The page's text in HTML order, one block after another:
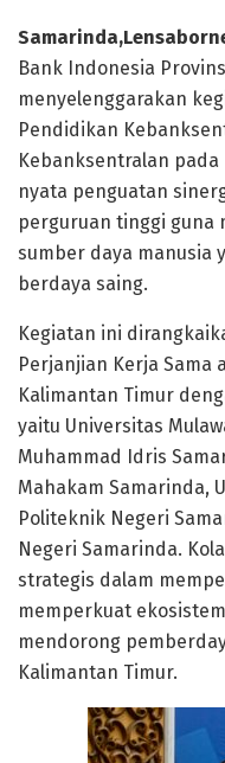
Bank Indonesia
menyelenggarakan
Pendidikan
Kebanksentralan pada
nyata penguatan
perguruan tinggi guna
sumber daya manusia
berdaya saing.
Kegiatan ini
Perjanjian Kerja Sama
Kalimantan Timur
yaitu Universitas
Muhammad Idris
Mahakam Samarinda,
Politeknik Negeri
Negeri Samarinda.
strategis dalam
memperkuat
mendorong
Kalimantan Timur.